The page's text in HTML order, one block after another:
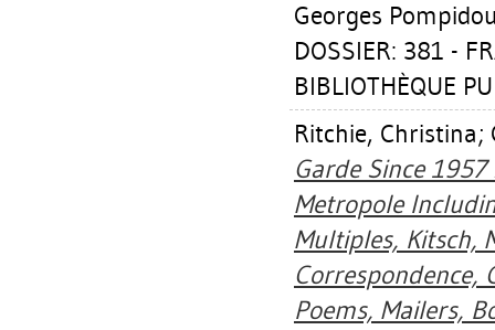
Georges
DOSSIER: 381 -
BIBLIOTHÈQUE
Ritchie, Christina;
Garde Since
Metropole
Multiples, Kitsch,
Correspondence,
Poems, Mailers,